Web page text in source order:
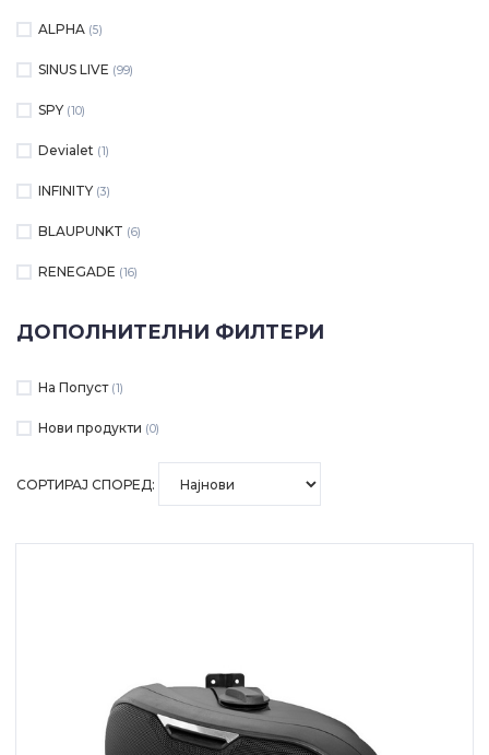
ALPHA (5)
SINUS LIVE (99)
SPY (10)
Devialet (1)
INFINITY (3)
BLAUPUNKT (6)
RENEGADE (16)
ДОПОЛНИТЕЛНИ ФИЛТЕРИ
На Попуст (1)
Нови продукти (0)
СОРТИРАЈ СПОРЕД: